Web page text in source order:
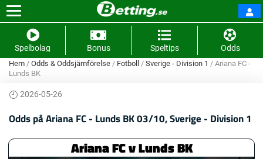
Spelbolag Bonus Speltips Odds
Hem / Odds & Oddsjämförelse / Fotboll / Sverige - Division 1 / Ariana FC -
Lunds BK
2026-05-26
Odds på Ariana FC - Lunds BK 03/10, Sverige - Division 1
Ariana FC v Lunds BK